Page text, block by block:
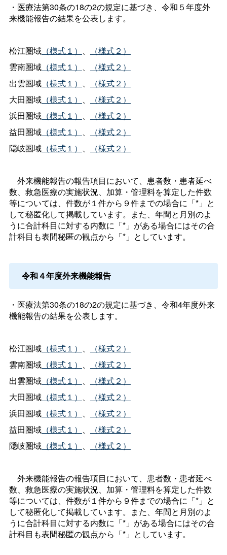
・医療法第30条の18の2の規定に基づき、令和５年度外
来機能報告の結果を公表します。
松江圏域（様式１） 、
（様式２）
雲南圏域（様式１） 、
（様式２）
出雲圏域（様式１） 、
（様式２）
大田圏域（様式１） 、
（様式２）
浜田圏域（様式１） 、
（様式２）
益田圏域（様式１） 、
（様式２）
隠岐圏域（様式１） 、 （様式２）
外来機能報告の報告項目において、患者数・患者延べ
数、救急医療の実施状況、加算・管理料を算定した件数
等については、件数が１件から９件までの場合に「*」と
して秘匿化して掲載しています。また、年間と月別のよ
うに合計科目に対する内数に「*」がある場合にはその合
計科目も表間秘匿の観点から「*」としています。
令和４年度外来機能報告
・医療法第30条の18の2の規定に基づき、令和4年度外来
機能報告の結果を公表します。
松江圏域（様式１） 、
（様式２）
雲南圏域（様式１） 、
（様式２）
出雲圏域（様式１） 、
（様式２）
大田圏域（様式１） 、
（様式２）
浜田圏域（様式１） 、
（様式２）
益田圏域（様式１） 、
（様式２）
隠岐圏域（様式１） 、 （様式２）
外来機能報告の報告項目において、患者数・患者延べ
数、救急医療の実施状況、加算・管理料を算定した件数
等については、件数が１件から９件までの場合に「*」と
して秘匿化して掲載しています。また、年間と月別のよ
うに合計科目に対する内数に「*」がある場合にはその合
計科目も表間秘匿の観点から「*」としています。